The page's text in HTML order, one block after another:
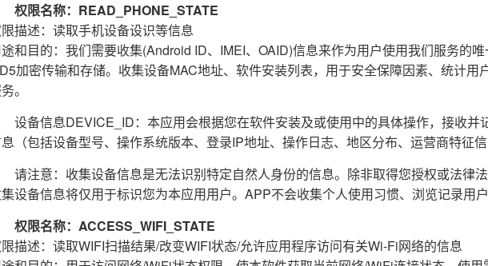
权限名称：READ_PHONE_STATE
描述：读取手机设备设识等信息
和目的：我们需要收集(Android ID、IMEI、OAID)信息来作为用户使用我们服务的
加密传输和存储。收集设备MAC地址、软件安装列表，用于安全保障因素、统计用
。
设备信息DEVICE_ID：本应用会根据您在软件安装及或使用中的具体操作，接收并
（包括设备型号、操作系统版本、登录IP地址、操作日志、地区分布、运营商特征
请注意：收集设备信息是无法识别特定自然人身份的信息。除非取得您授权或法律
设备信息将仅用于标识您为本应用用户。APP不会收集个人使用习惯、浏览记录用
权限名称：ACCESS_WIFI_STATE
描述：读取WIFI扫描结果/改变WIFI状态/允许应用程序访问有关Wi-Fi网络的信息